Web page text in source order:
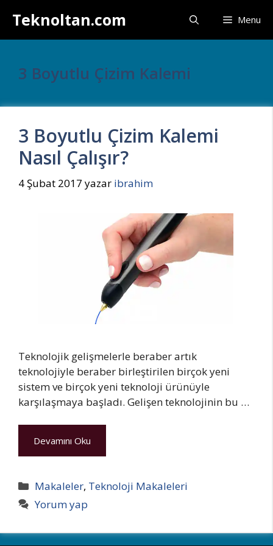
atlaTeknoltan.com Menu
3 Boyutlu Çizim Kalemi
3 Boyutlu Çizim Kalemi
Nasıl Çalışır?
4 Şubat 2017 yazar ibrahim
Teknolojik gelişmelerle beraber artık
teknolojiyle beraber birleştirilen birçok yeni
sistem ve birçok yeni teknoloji ürünüyle
karşılaşmaya başladı. Gelişen teknolojinin bu …
Devamını Oku
Kategoriler
Makaleler, Teknoloji Makaleleri
Yorum yap